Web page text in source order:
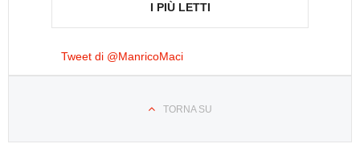
I PIÙ LETTI
Tweet di @ManricoMaci
TORNA SU